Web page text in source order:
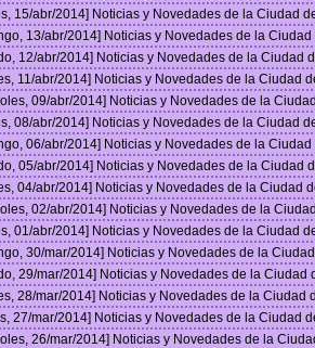
15/abr/2014] Noticias y Novedades de la Ciudad
13/abr/2014] Noticias y Novedades de la
12/abr/2014] Noticias y Novedades de la Ciudad
11/abr/2014] Noticias y Novedades de la Ciudad
09/abr/2014] Noticias y Novedades de la
08/abr/2014] Noticias y Novedades de la Ciudad
06/abr/2014] Noticias y Novedades de la
05/abr/2014] Noticias y Novedades de la Ciudad
04/abr/2014] Noticias y Novedades de la Ciudad
02/abr/2014] Noticias y Novedades de la
01/abr/2014] Noticias y Novedades de la Ciudad
30/mar/2014] Noticias y Novedades de la
29/mar/2014] Noticias y Novedades de la Ciudad
28/mar/2014] Noticias y Novedades de la Ciudad
27/mar/2014] Noticias y Novedades de la Ciudad
26/mar/2014] Noticias y Novedades de la